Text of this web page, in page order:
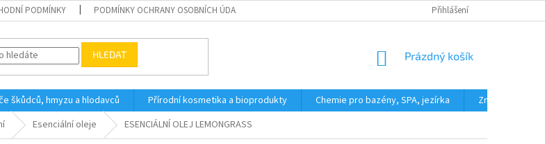
PODMÍNKY PODMÍNKY OCHRANY OSOBNÍCH ÚDAJŮ FORMULÁŘ PRO ODSTOUPENÍ OD KUPNÍ
Přihlášení
HLEDAT
NÁKUPNÍ
Prázdný košík
škůdců, hmyzu a hlodavců Přírodní kosmetika a bioprodukty Chemie pro bazény, SPA, jezírka
Značky
Esenciální oleje ESENCIÁLNÍ OLEJ LEMONGRASS